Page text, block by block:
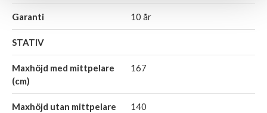
Garanti 10 år
STATIV
Maxhöjd med mittpelare
(cm)
167
Maxhöjd utan mittpelare
140